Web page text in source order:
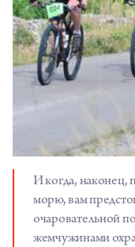
И когда, наконец,
морю, вам
очаровательной
жемчужинами